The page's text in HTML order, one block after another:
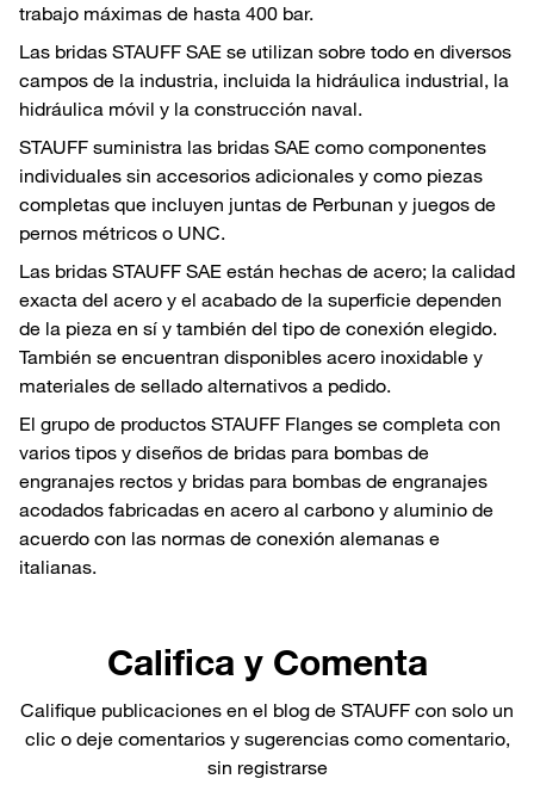
trabajo máximas de hasta 400 bar.
Las bridas STAUFF SAE se utilizan sobre todo en diversos
campos de la industria, incluida la hidráulica industrial, la
hidráulica móvil y la construcción naval.
STAUFF suministra las bridas SAE como componentes
individuales sin accesorios adicionales y como piezas
completas que incluyen juntas de Perbunan y juegos de
pernos métricos o UNC.
Las bridas STAUFF SAE están hechas de acero; la calidad
exacta del acero y el acabado de la superficie dependen
de la pieza en sí y también del tipo de conexión elegido.
También se encuentran disponibles acero inoxidable y
materiales de sellado alternativos a pedido.
El grupo de productos STAUFF Flanges se completa con
varios tipos y diseños de bridas para bombas de
engranajes rectos y bridas para bombas de engranajes
acodados fabricadas en acero al carbono y aluminio de
acuerdo con las normas de conexión alemanas e
italianas.
Califica y Comenta
Califique publicaciones en el blog de STAUFF con solo un
clic o deje comentarios y sugerencias como comentario,
sin registrarse